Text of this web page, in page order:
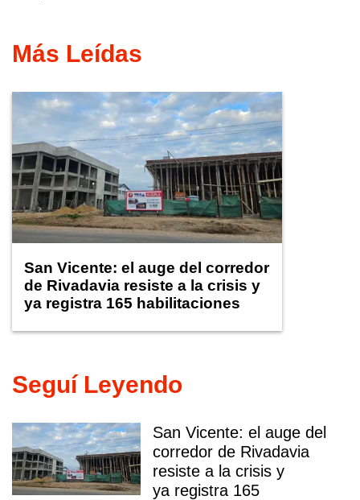
Más Leídas
San Vicente: el auge del corredor
de Rivadavia resiste a la crisis y
ya registra 165 habilitaciones
Seguí Leyendo
San Vicente: el auge del
corredor de Rivadavia
resiste a la crisis y
ya registra 165